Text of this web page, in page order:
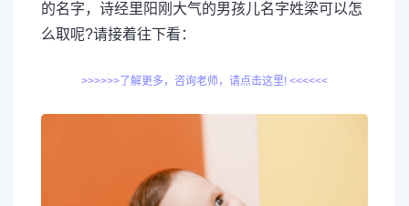
的名字，诗经里阳刚大气的男孩儿名字姓梁可以怎
么取呢?请接着往下看：
>>>>>>了解更多，咨询老师，请点击这里! <<<<<<